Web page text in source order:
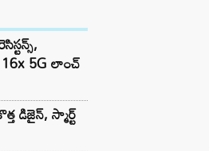
5G లాంచ్
డిజైన్, స్మార్ట్